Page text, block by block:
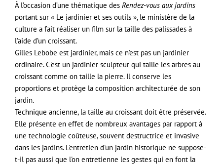
À l’occasion d’une thématique des Rendez-vous aux jardins
portant sur « Le jardinier et ses outils », le ministère de la
culture a fait réaliser un film sur la taille des palissades à
l’aide d’un croissant.
Gilles Lebobe est jardinier, mais ce n’est pas un jardinier
ordinaire. C’est un jardinier sculpteur qui taille les arbres au
croissant comme on taille la pierre. Il conserve les
proportions et protège la composition architecturée de son
jardin.
Technique ancienne, la taille au croissant doit être préservée.
Elle présente en effet de nombreux avantages par rapport à
une technologie coûteuse, souvent destructrice et invasive
dans les jardins. L'entretien d'un jardin historique ne suppose-
t-il pas aussi que l'on entretienne les gestes qui en font la